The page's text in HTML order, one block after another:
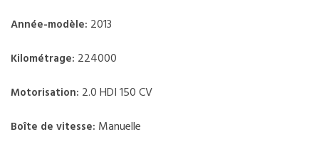
Année-modèle: 2013
Kilométrage: 224000
Motorisation: 2.0 HDI 150 CV
Boîte de vitesse: Manuelle